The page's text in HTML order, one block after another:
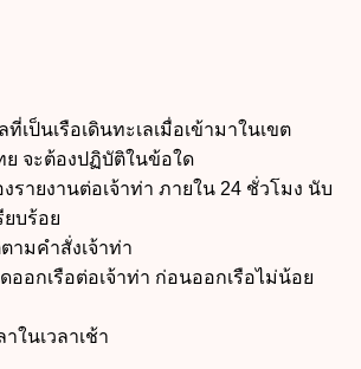
นเรือเดินทะเลเมื่อเข้ามาในเขต
ย จะต้องปฏิบัติในข้อใด
ยงานต่อเจ้าท่า ภายใน 24 ชั่วโมง นับ
ยบร้อย
คำสั่งเจ้าท่า
เรือต่อเจ้าท่า ก่อนออกเรือไม่น้อย
นเวลาเช้า